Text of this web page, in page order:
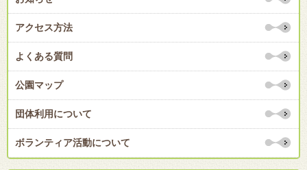
アクセス方法
よくある質問
公園マップ
団体利用について
ボランティア活動について